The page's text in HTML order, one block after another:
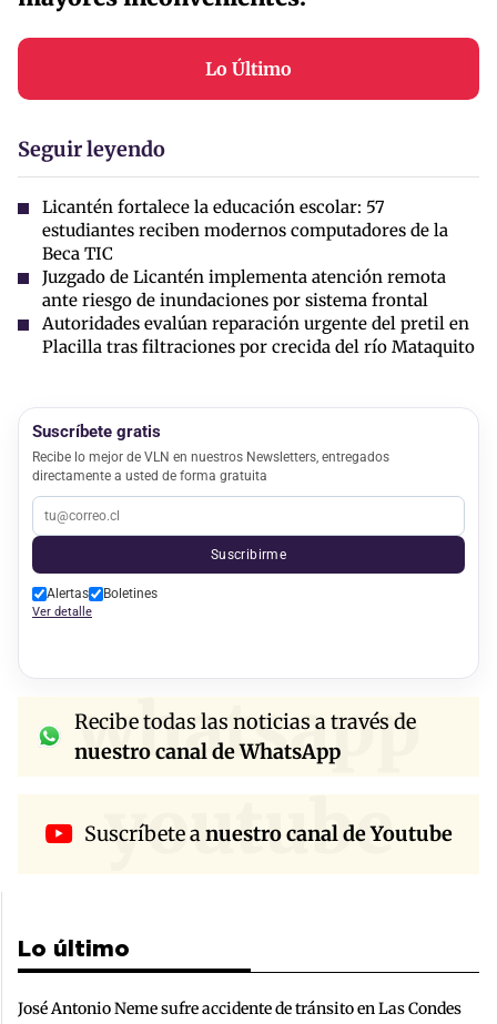
Lo Último
Seguir leyendo
Licantén fortalece la educación escolar: 57
estudiantes reciben modernos computadores de la
Beca TIC
Juzgado de Licantén implementa atención remota
ante riesgo de inundaciones por sistema frontal
Autoridades evalúan reparación urgente del pretil en
Placilla tras filtraciones por crecida del río Mataquito
Suscríbete gratis
Recibe lo mejor de VLN en nuestros Newsletters, entregados
directamente a usted de forma gratuita
Suscribirme
Alertas Boletines
Ver detalle
whatsapp
Recibe todas las noticias a través de
nuestro canal de WhatsApp
youtube
Suscríbete anuestro canal de Youtube
Lo último
José Antonio Neme sufre accidente de tránsito en Las Condes